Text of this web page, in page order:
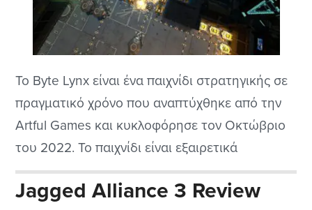
Το Byte Lynx είναι ένα παιχνίδι στρατηγικής σε
πραγματικό χρόνο που αναπτύχθηκε από την
Artful Games και κυκλοφόρησε τον Οκτώβριο
του 2022. Το παιχνίδι είναι εξαιρετικά
πρωτοποριακό στην κατηγορία του αφού, σε
αντίθεση με όλα τα υπόλοιπα, δεν ελέγχουμε
Jagged Alliance 3 Review